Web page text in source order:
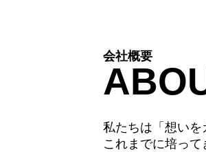
会社概要
私たちは「想いを
これまでに培っ